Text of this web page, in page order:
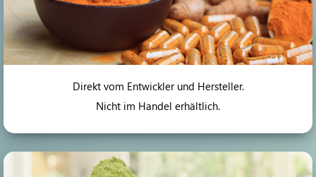
Direkt vom Entwickler und Hersteller.
Nicht im Handel erhältlich.